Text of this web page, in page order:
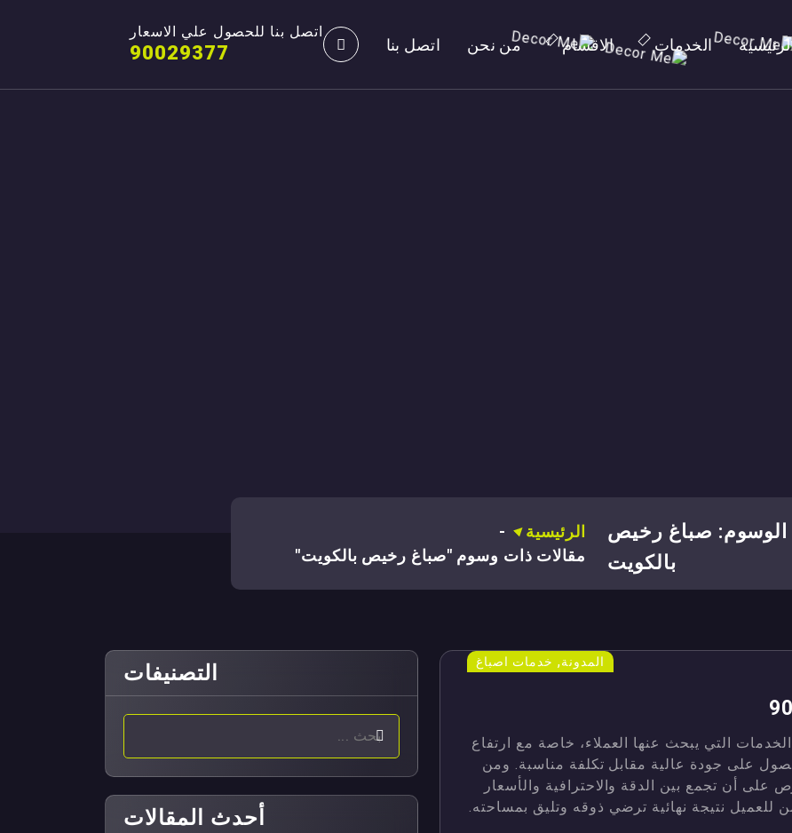
الخدمات الاقسام من نحن اتصل بنا
اتصل بنا للحصول علي الاسعار
90029377
الوسوم: صباغ رخيص
بالكويت
الرئيسية
-
مقالات ذات وسوم "صباغ رخيص بالكويت"
المدونة, خدمات اصباغ
التي يبحث عنها العملاء، خاصة مع ارتفاع
على جودة عالية مقابل تكلفة مناسبة. ومن
أن تجمع بين الدقة والاحترافية والأسعار
للعميل نتيجة نهائية ترضي ذوقه وتليق بمساحته.
التصنيفات
أحدث المقالات